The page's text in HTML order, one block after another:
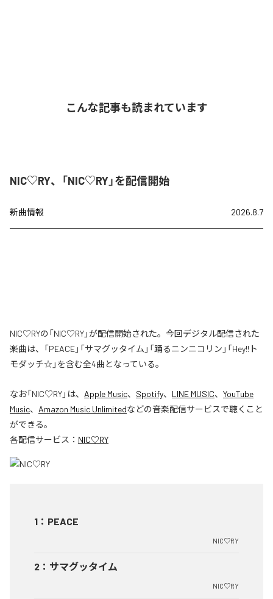
こんな記事も読まれています
NIC♡RY、「NIC♡RY」を配信開始
新曲情報 2026.8.7
NIC♡RYの「NIC♡RY」が配信開始された。今回デジタル配信された
楽曲は、「PEACE」「サマグッタイム」「踊るニンニコリン」「Hey!!ト
モダッチ☆」を含む全4曲となっている。
なお「NIC♡RY」は、 Apple Music、 Spotify、 LINE MUSIC、 YouTube
Music、 Amazon Music Unlimitedなどの音楽配信サービスで聴くこと
ができる。
各配信サービス： NIC♡RY
1 ： PEACE
NIC♡RY
2 ： サマグッタイム
NIC♡RY